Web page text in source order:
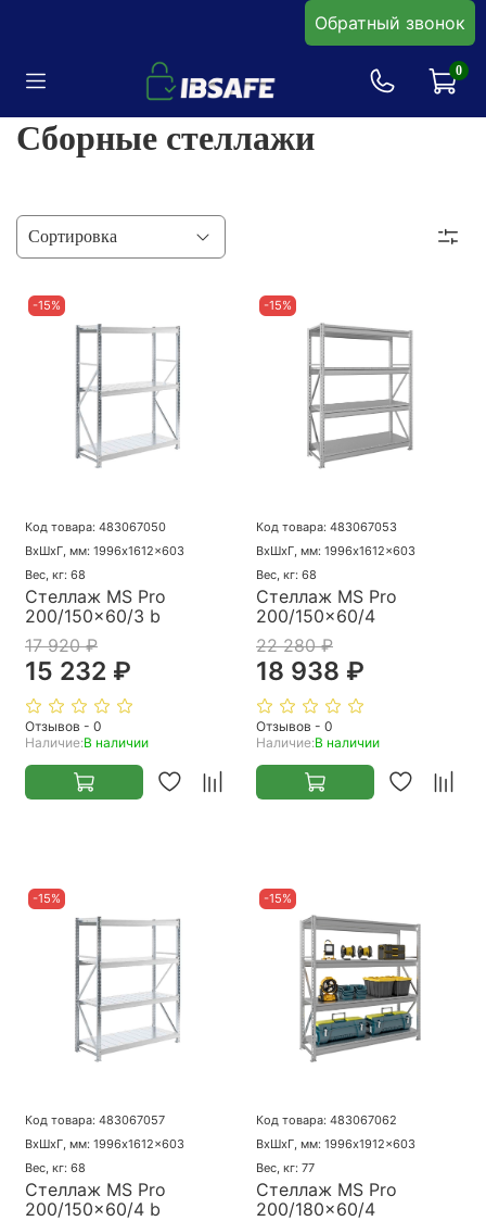
Обратный звонок
0
Сборные стеллажи
-15%
Код товара: 483067050
ВхШхГ, мм: 1996x1612x603
Вес, кг: 68
Стеллаж MS Pro
200/150x60/3 b
17 920 ₽
15 232 ₽
Отзывов - 0
Наличие:В наличии
-15%
Код товара: 483067053
ВхШхГ, мм: 1996x1612x603
Вес, кг: 68
Стеллаж MS Pro
200/150x60/4
22 280 ₽
18 938 ₽
Отзывов - 0
Наличие:В наличии
-15%
Код товара: 483067057
ВхШхГ, мм: 1996x1612x603
Вес, кг: 68
Стеллаж MS Pro
200/150x60/4 b
-15%
Код товара: 483067062
ВхШхГ, мм: 1996x1912x603
Вес, кг: 77
Стеллаж MS Pro
200/180x60/4